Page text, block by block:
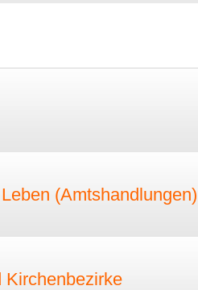
(Amtshandlungen)
Kirchenbezirke